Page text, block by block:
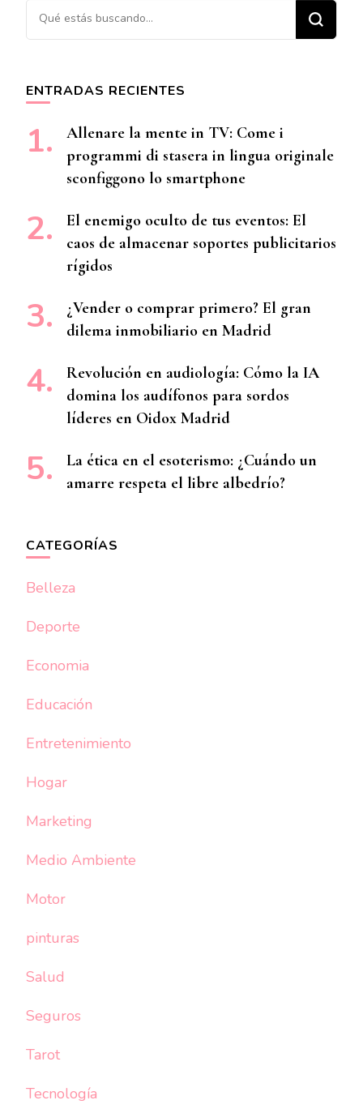
¿Buscas algo?
ENTRADAS RECIENTES
Allenare la mente in TV: Come i
programmi di stasera in lingua originale
sconfiggono lo smartphone
El enemigo oculto de tus eventos: El
caos de almacenar soportes publicitarios
rígidos
¿Vender o comprar primero? El gran
dilema inmobiliario en Madrid
Revolución en audiología: Cómo la IA
domina los audífonos para sordos
líderes en Oidox Madrid
La ética en el esoterismo: ¿Cuándo un
amarre respeta el libre albedrío?
CATEGORÍAS
Belleza
Deporte
Economia
Educación
Entretenimiento
Hogar
Marketing
Medio Ambiente
Motor
pinturas
Salud
Seguros
Tarot
Tecnología